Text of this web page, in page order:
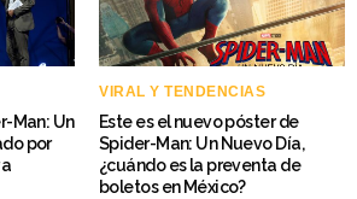
Man: Un
por
VIRAL Y TENDENCIAS
Este es el nuevo póster de
Spider-Man: Un Nuevo Día,
¿cuándo es la preventa de
boletos en México?